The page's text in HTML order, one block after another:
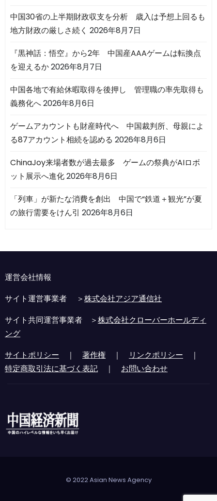
中国30省の上半期財政収支を分析 歳入は予想上回るも
地方財政の厳しさ続く 2026年8月7日
『黒神話：悟空』から2年 中国産AAAゲームは転換点
を迎えるか2026年8月7日
中国各地で有給休暇取得を後押し 管理職の率先取得も
義務化へ2026年8月6日
ゲームアカウントも財産時代へ 中国裁判所、母親によ
る87アカウント相続を認める 2026年8月6日
ChinaJoy来場者数が過去最多 ゲームの祭典がAIロボ
ット展示へ進化2026年8月6日
「列車」が新たな消費を創出 中国で“鉄道＋観光”が夏
の旅行需要をけん引 2026年8月6日
運営会社情報
サイト運営事業者 ＞株式会社アジア通信社
サイト共同運営事業者 ＞株式会社クローバーホールディ
ング
サイトポリシー ｜ 著作権 ｜ リンクポリシー ｜
特定商取引法に基づく表記 ｜ お問い合わせ
© 2022 Asian News Agency